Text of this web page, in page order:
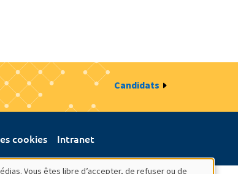
Candidats
cookies Intranet
Vous êtes libre d’accepter, de refuser ou de